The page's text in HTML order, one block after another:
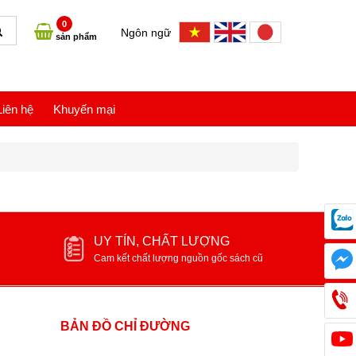
0
sản phẩm
Ngôn ngữ
hệ Khuyến mại
UY TÍN, CHẤT LƯỢNG
Cam kết chất lượng nguồn gốc sách cũ
BẢN ĐỒ CHỈ ĐƯỜNG